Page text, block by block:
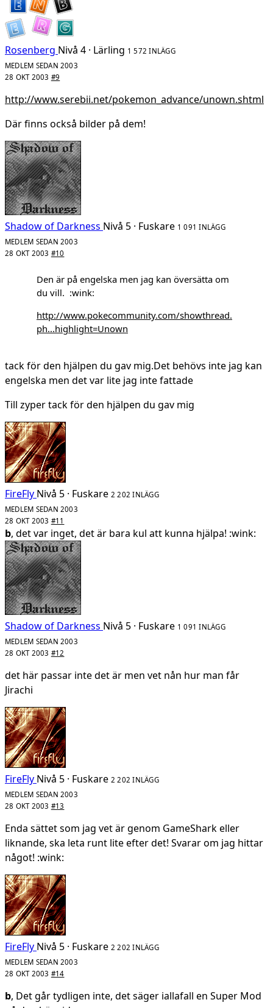
Rosenberg Nivå 4 · Lärling 1 572 INLÄGG
MEDLEM SEDAN 2003
28 OKT 2003 #9
http://www.serebii.net/pokemon_advance/unown.shtml
Där finns också bilder på dem!
Shadow of Darkness Nivå 5 · Fuskare 1 091 INLÄGG
MEDLEM SEDAN 2003
28 OKT 2003 #10
Den är på engelska men jag kan översätta om
du vill. :wink:
http://www.pokecommunity.com/showthread.
ph...highlight=Unown
tack för den hjälpen du gav mig.Det behövs inte jag kan
engelska men det var lite jag inte fattade
Till zyper tack för den hjälpen du gav mig
FireFly Nivå 5 · Fuskare 2 202 INLÄGG
MEDLEM SEDAN 2003
28 OKT 2003 #11
b, det var inget, det är bara kul att kunna hjälpa! :wink:
Shadow of Darkness Nivå 5 · Fuskare 1 091 INLÄGG
MEDLEM SEDAN 2003
28 OKT 2003 #12
det här passar inte det är men vet nån hur man får
Jirachi
FireFly Nivå 5 · Fuskare 2 202 INLÄGG
MEDLEM SEDAN 2003
28 OKT 2003 #13
Enda sättet som jag vet är genom GameShark eller
liknande, ska leta runt lite efter det! Svarar om jag hittar
något! :wink:
FireFly Nivå 5 · Fuskare 2 202 INLÄGG
MEDLEM SEDAN 2003
28 OKT 2003 #14
b, Det går tydligen inte, det säger iallafall en Super Mod